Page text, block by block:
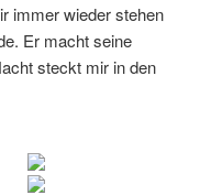
immer wieder stehen
Er macht seine
steckt mir in den